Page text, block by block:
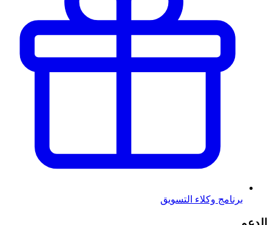
برنامج وكلاء التسويق